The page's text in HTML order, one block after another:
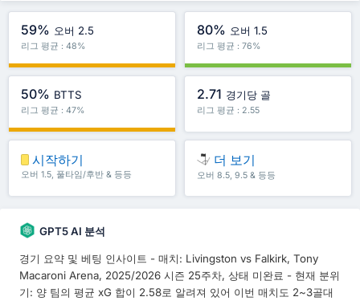
59% 오버 2.5
리그 평균 : 48%
80% 오버 1.5
리그 평균 : 76%
50% BTTS
리그 평균 : 47%
2.71 경기당 골
리그 평균 : 2.55
시작하기
오버 1.5, 풀타임/후반 & 등등
더 보기
오버 8.5, 9.5 & 등등
GPT5 AI 분석
경기 요약 및 베팅 인사이트 - 매치: Livingston vs Falkirk, Tony
Macaroni Arena, 2025/2026 시즌 25주차, 상태 미완료 - 현재 분위
기: 양 팀의 평균 xG 합이 2.58로 알려져 있어 이번 매치도 2~3골대